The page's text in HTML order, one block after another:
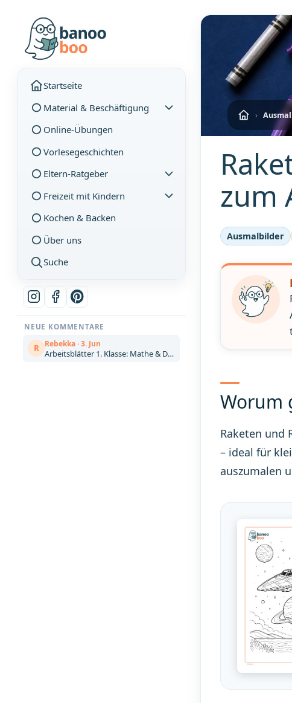
Startseite
Material & Beschäftigung
Online-Übungen
Vorlesegeschichten
Eltern-Ratgeber
Freizeit mit Kindern
Kochen & Backen
Über uns
Suche
NEUE KOMMENTARE
R Rebekka · 3. Jun
Arbeitsblätter 1. Klasse: Mathe & Deutsch kostenlos zum Ausdrucken (Artikel)
›
zum
Ausmalbilder
Worum
Raketen und
– ideal für
auszumalen